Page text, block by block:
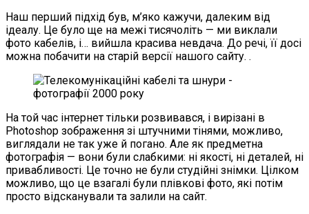
Наш перший підхід був, м’яко кажучи, далеким від
ідеалу. Це було ще на межі тисячоліть — ми виклали
фото кабелів, і… вийшла красива невдача. До речі, її досі
можна побачити на старій версії нашого сайту. .
На той час інтернет тільки розвивався, і вирізані в
Photoshop зображення зі штучними тінями, можливо,
виглядали не так уже й погано. Але як предметна
фотографія — вони були слабкими: ні якості, ні деталей, ні
привабливості. Це точно не були студійні знімки. Цілком
можливо, що це взагалі були плівкові фото, які потім
просто відсканували та залили на сайт.